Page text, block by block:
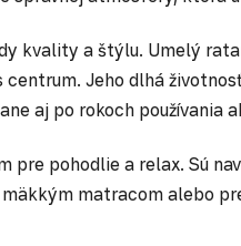
kvality a štýlu. Umelý
Jeho dlhá
aj po rokoch používania
pohodlie a relax. Sú
matracom